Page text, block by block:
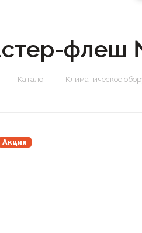
флеш
— Каталог — Климатическое
Акция